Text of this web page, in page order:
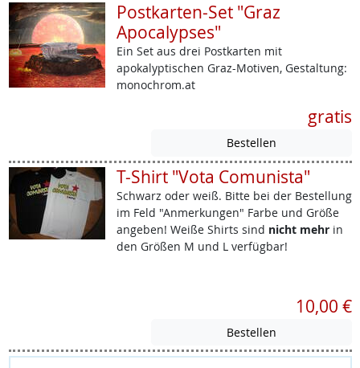
Postkarten-Set "Graz
Apocalypses"
Ein Set aus drei Postkarten mit
apokalyptischen Graz-Motiven, Gestaltung:
monochrom.at
gratis
T-Shirt "Vota Comunista"
Schwarz oder weiß. Bitte bei der Bestellung
im Feld "Anmerkungen" Farbe und Größe
angeben! Weiße Shirts sind nicht mehrin
den Größen M und L verfügbar!
10,00 €